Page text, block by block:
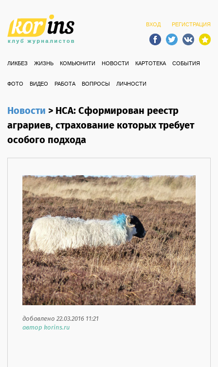
ВХОД РЕГИСТРАЦИЯ
ЛИКБЕЗ ЖИЗНЬ КОМЬЮНИТИ НОВОСТИ КАРТОТЕКА СОБЫТИЯ
ФОТО ВИДЕО РАБОТА ВОПРОСЫ ЛИЧНОСТИ
Новости>НСА: Сформирован реестр
аграриев, страхование которых требует
особого подхода
добавлено 22.03.2016 11:21
автор korins.ru